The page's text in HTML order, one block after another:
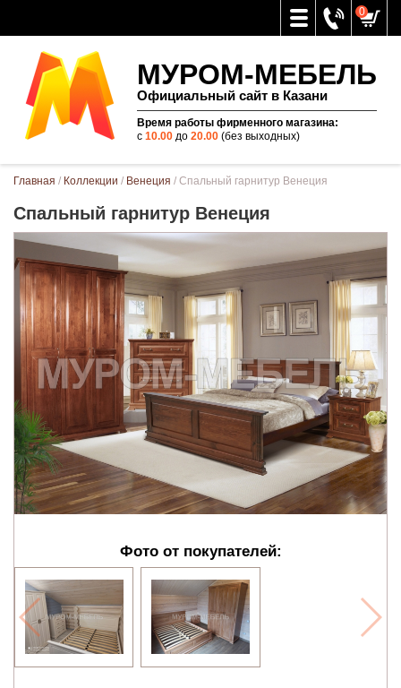
0
МУРОМ-МЕБЕЛЬ
Официальный сайт в Казани
Время работы фирменного магазина:
с 10.00до 20.00(без выходных)
Вы здесь
Главная / Коллекции / Венеция / Спальный гарнитур Венеция
Спальный гарнитур Венеция
Фото от покупателей: